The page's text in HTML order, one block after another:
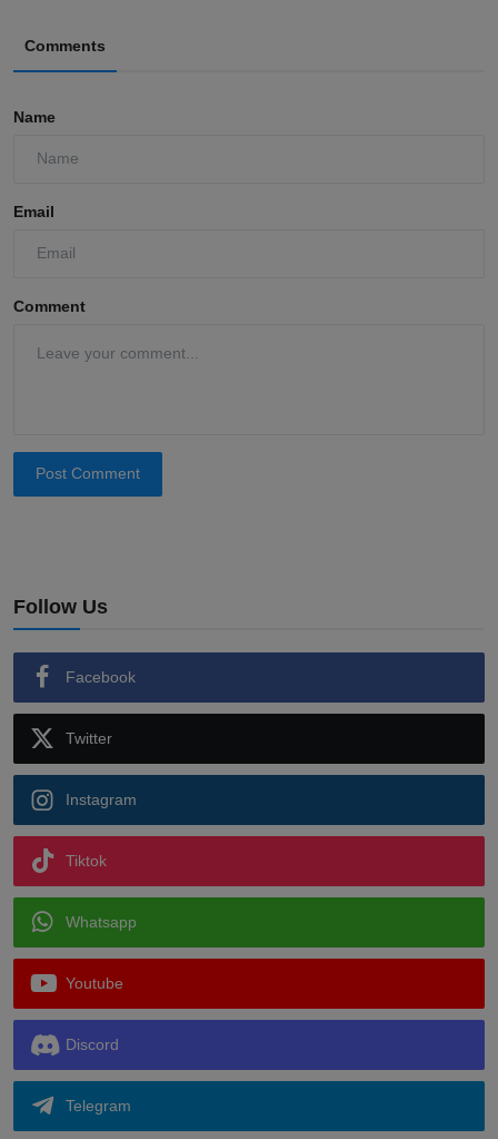
Comments
Name
Email
Comment
Post Comment
Follow Us
Facebook
Twitter
Instagram
Tiktok
Whatsapp
Youtube
Discord
Telegram